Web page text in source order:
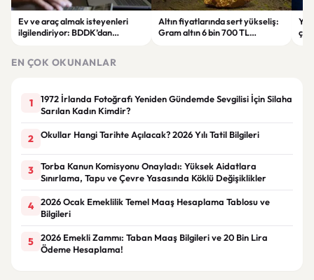
Ev ve araç almak isteyenleri
ilgilendiriyor: BDDK’dan
Altın fiyatlarında sert yükseliş:
Gram altın 6 bin 700 TL
EN ÇOK OKUNANLAR
1
1972 İrlanda Fotoğrafı Yeniden Gündemde Sevgilisi İçin Silaha
Sarılan Kadın Kimdir?
2 Okullar Hangi Tarihte Açılacak? 2026 Yılı Tatil Bilgileri
3
Torba Kanun Komisyonu Onayladı: Yüksek Aidatlara
Sınırlama, Tapu ve Çevre Yasasında Köklü Değişiklikler
4
2026 Ocak Emeklilik Temel Maaş Hesaplama Tablosu ve
Bilgileri
5
2026 Emekli Zammı: Taban Maaş Bilgileri ve 20 Bin Lira
Ödeme Hesaplama!